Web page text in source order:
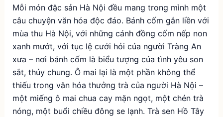
Mỗi món đặc sản Hà Nội đều mang trong mình một
câu chuyện văn hóa độc đáo. Bánh cốm gắn liền với
mùa thu Hà Nội, với những cánh đồng cốm nếp non
xanh mướt, với tục lệ cưới hỏi của người Tràng An
xưa – nơi bánh cốm là biểu tượng của tình yêu son
sắt, thủy chung. Ô mai lại là một phần không thể
thiếu trong văn hóa thưởng trà của người Hà Nội –
một miếng ô mai chua cay mặn ngọt, một chén trà
nóng, một buổi chiều đông se lạnh. Trà sen Hồ Tây